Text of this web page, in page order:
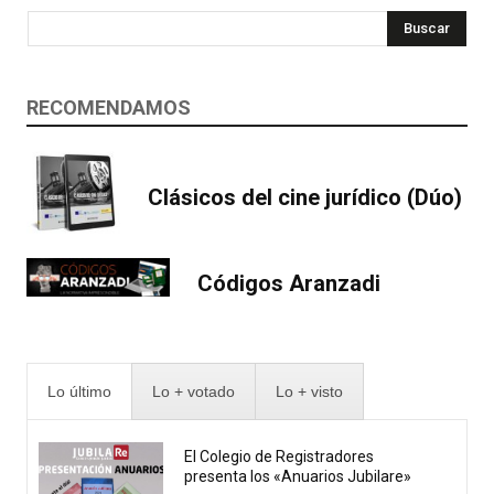
Buscar
RECOMENDAMOS
Clásicos del cine jurídico (Dúo)
Códigos Aranzadi
Lo último Lo + votado Lo + visto
El Colegio de Registradores
presenta los «Anuarios Jubilare»